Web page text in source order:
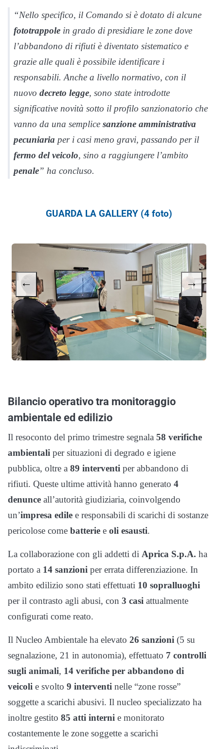
“Nello specifico, il Comando si è dotato di alcune
fototrappole in grado di presidiare le zone dove
l’abbandono di rifiuti è diventato sistematico e
grazie alle quali è possibile identificare i
responsabili. Anche a livello normativo, con il
nuovo decreto legge, sono state introdotte
significative novità sotto il profilo sanzionatorio che
vanno da una semplice sanzione amministrativa
pecuniaria per i casi meno gravi, passando per il
fermo del veicolo, sino a raggiungere l’ambito
penale” ha concluso.
GUARDA LA GALLERY (4 foto)
← →
Bilancio operativo tra monitoraggio
ambientale ed edilizio
Il resoconto del primo trimestre segnala 58 verifiche
ambientali per situazioni di degrado e igiene
pubblica, oltre a 89 interventi per abbandono di
rifiuti. Queste ultime attività hanno generato 4
denunce all’autorità giudiziaria, coinvolgendo
un’impresa edile e responsabili di scarichi di sostanze
pericolose come batterie e oli esausti.
La collaborazione con gli addetti di Aprica S.p.A. ha
portato a 14 sanzioni per errata differenziazione. In
ambito edilizio sono stati effettuati 10 sopralluoghi
per il contrasto agli abusi, con 3 casi attualmente
configurati come reato.
Il Nucleo Ambientale ha elevato 26 sanzioni (5 su
segnalazione, 21 in autonomia), effettuato 7 controlli
sugli animali, 14 verifiche per abbandono di
veicoli e svolto 9 interventi nelle “zone rosse”
soggette a scarichi abusivi. Il nucleo specializzato ha
inoltre gestito 85 atti interni e monitorato
costantemente le zone soggette a scarichi